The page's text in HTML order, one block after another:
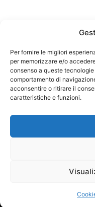
Per fornire le migliori
per memorizzare e/o
consenso a queste
comportamento di
acconsentire o ritirare il
caratteristiche e funzioni.
Federazione
codice
Privacy